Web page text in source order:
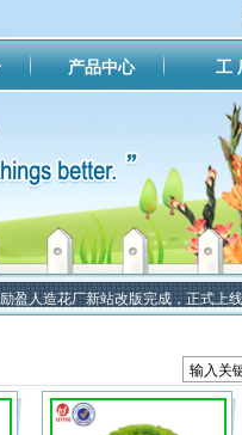
产品中心 工
人造花厂新站改版完成，正式上线